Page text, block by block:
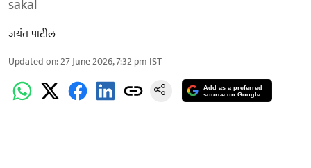
जयंत पाटील
Updated on:27 June 2026, 7:32 pm IST
Add as a preferred
source on Google